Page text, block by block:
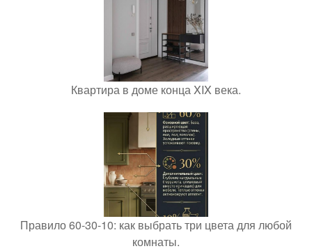
Квартира в доме конца XIX века.
Правило 60-30-10: как выбрать три цвета для любой
комнаты.